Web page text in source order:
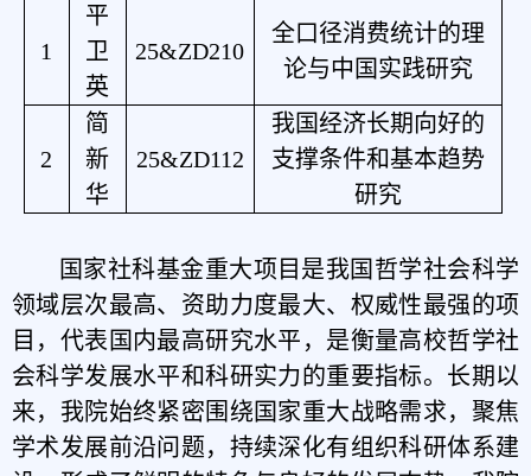
1
平
卫
英
25&ZD210
全口径消费统计的理
论与中国实践研究
2
简
新
华
25&ZD112
我国经济长期向好的
支撑条件和基本趋势
研究
国家社科基金重大项目是我国哲学社会科学
领域层次最高、资助力度最大、权威性最强的项
目，代表国内最高研究水平，是衡量高校哲学社
会科学发展水平和科研实力的重要指标。长期以
来，我院始终紧密围绕国家重大战略需求，聚焦
学术发展前沿问题，持续深化有组织科研体系建